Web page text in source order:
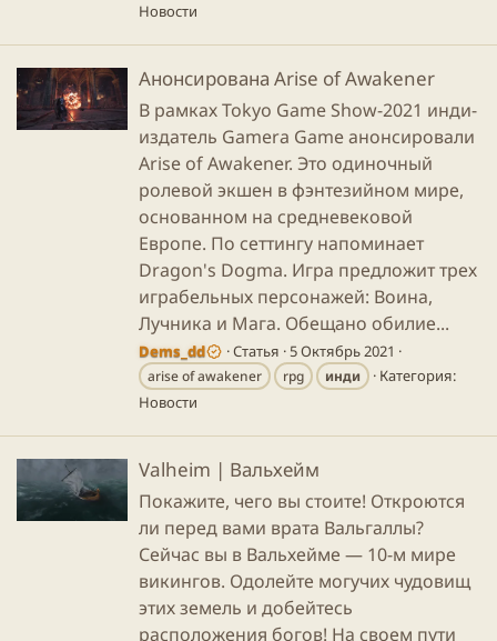
Новости
Анонсирована Arise of Awakener
В рамках Tokyo Game Show-2021 инди-
издатель Gamera Game анонсировали
Arise of Awakener. Это одиночный
ролевой экшен в фэнтезийном мире,
основанном на средневековой
Европе. По сеттингу напоминает
Dragon's Dogma. Игра предложит трех
играбельных персонажей: Воина,
Лучника и Мага. Обещано обилие...
Dems_dd Статья 5 Октябрь 2021
arise of awakener rpg инди
Категория:
Новости
Valheim | Вальхейм
Покажите, чего вы стоите! Откроются
ли перед вами врата Вальгаллы?
Сейчас вы в Вальхейме — 10-м мире
викингов. Одолейте могучих чудовищ
этих земель и добейтесь
расположения богов! На своем пути